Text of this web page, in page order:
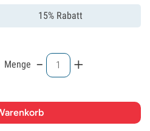
15% Rabatt
Menge - +